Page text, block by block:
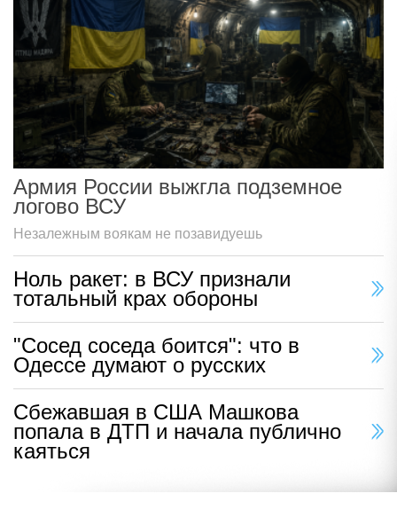
Армия России выжгла подземное
логово ВСУ
Незалежным воякам не позавидуешь
Ноль ракет: в ВСУ признали
тотальный крах обороны
"Сосед соседа боится": что в
Одессе думают о русских
Сбежавшая в США Машкова
попала в ДТП и начала публично
каяться